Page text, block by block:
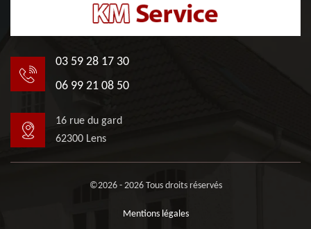
03 59 28 17 30
06 99 21 08 50
16 rue du gard
62300 Lens
©2026 - 2026 Tous droits réservés
Mentions légales